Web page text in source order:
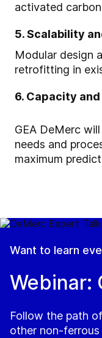
activated
5. Scalability
Modular design
retrofitting in
6. Capacity
GEA DeMerc
needs and
maximum
Want to learn
Webinar:
Follow the path
other non-